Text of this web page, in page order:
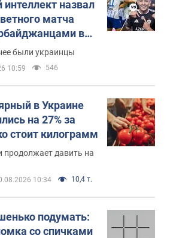
назвал
матча
в
были украинцы
10:59 546
в Украине
на 27% за
стоит килограмм
продолжает давить на
10:34 10,4 т.
подумать:
со спичками